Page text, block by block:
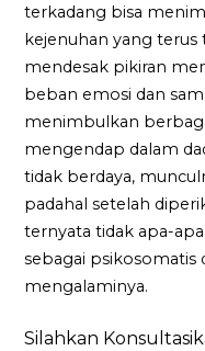
terkadang bisa
kejenuhan yang terus
mendesak pikiran
beban emosi dan
menimbulkan
mengendap dalam
tidak berdaya,
padahal setelah
ternyata tidak apa-
sebagai psikosomatis
mengalaminya.
Silahkan